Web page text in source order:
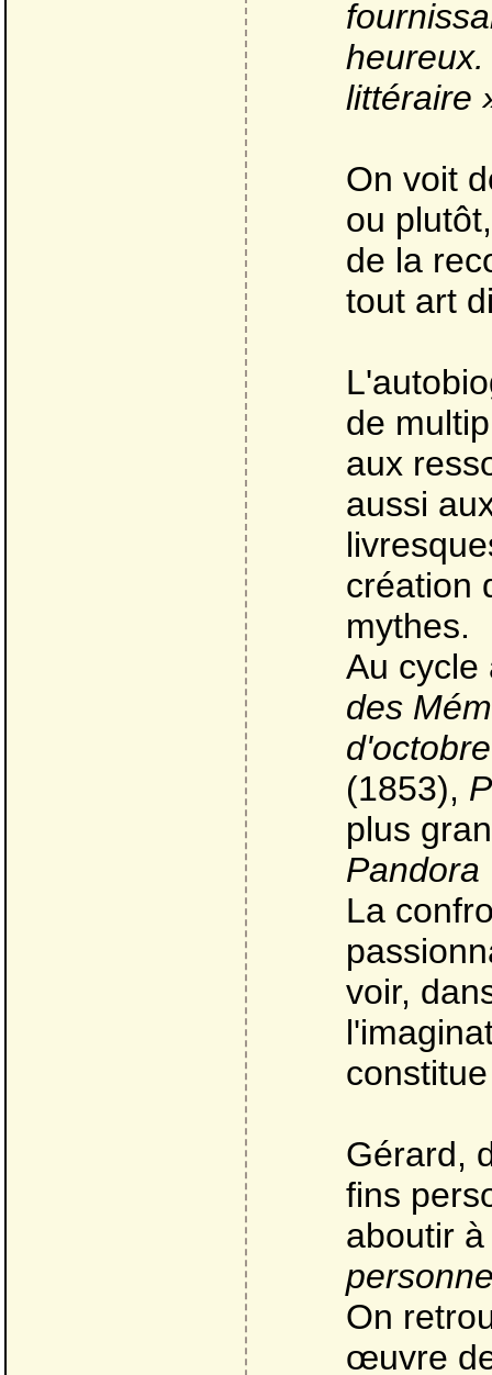
littéraire
On voit
ou
de la
tout art
de
aux
aussi
création
mythes.
Au cycle
des
d'octobre
(1853),
plus
Pandora
La
voir,
Gérard,
fins
aboutir
On
œuvre